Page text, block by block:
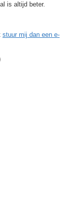
is altijd beter.
stuur mij dan een e-